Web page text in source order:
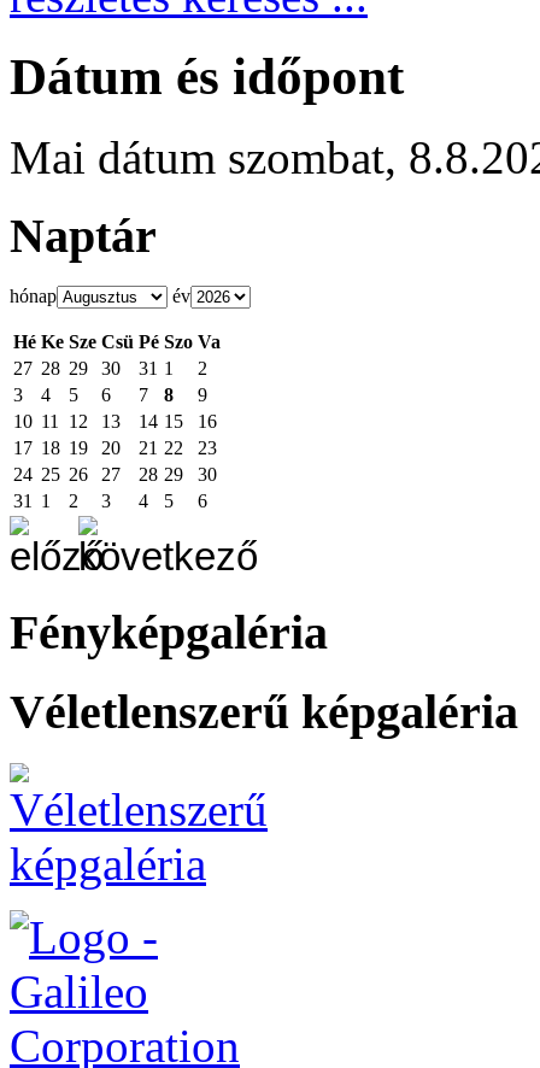
Dátum és időpont
Mai dátum szombat,
Naptár
hónap év
Hé Ke Sze Csü Pé Szo Va
27 28 29 30 31 1
2
3
4 5 6 7 8
9
10 11 12 13 14 15
16
17 18 19 20 21 22
23
24 25 26 27 28 29
30
31
1 2 3 4 5 6
Fényképgaléria
Véletlenszerű képgaléria